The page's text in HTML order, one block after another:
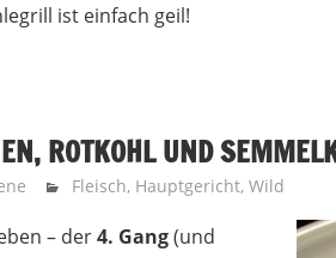
ist einfach geil!
ROTKOHL UND
Fleisch, Hauptgericht, Wild
– der4. Gang(und